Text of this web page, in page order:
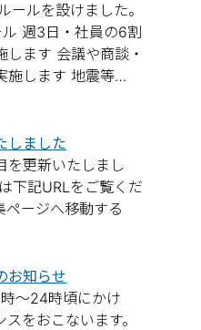
ールを設けました。
週3日・社員の6割
ます 会議や商談・
施します 地震等…
しました
を更新いたしまし
下記URLをご覧くだ
ージへ移動する
お知らせ
～24時頃にかけ
をおこないます。